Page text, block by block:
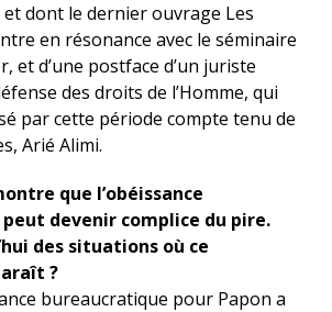
dont le dernier ouvrage Les
en résonance avec le séminaire
et d’une postface d’un juriste
des droits de l’Homme, qui
par cette période compte tenu de
Arié Alimi.
que l’obéissance
devenir complice du pire.
des situations où ce
?
bureaucratique pour Papon a